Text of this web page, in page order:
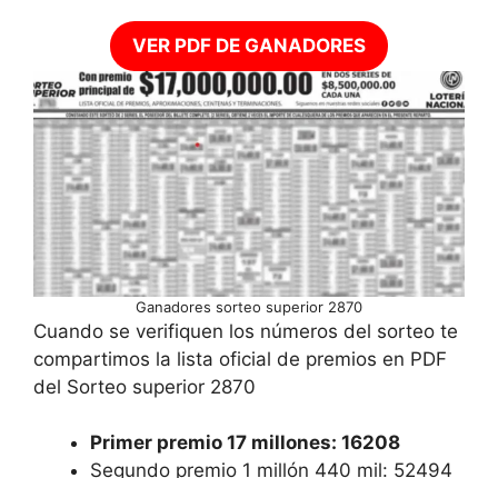
VER PDF DE GANADORES
Ganadores sorteo superior 2870
Cuando se verifiquen los números del sorteo te
compartimos la lista oficial de premios en PDF
del Sorteo superior 2870
Primer premio 17 millones: 16208
Segundo premio 1 millón 440 mil: 52494